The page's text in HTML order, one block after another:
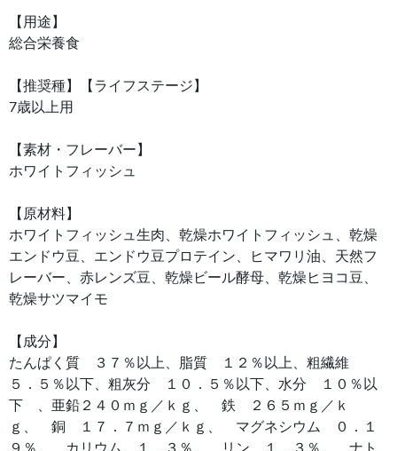
【用途】
総合栄養食
【推奨種】【ライフステージ】
7歳以上用
【素材・フレーバー】
ホワイトフィッシュ
【原材料】
ホワイトフィッシュ生肉、乾燥ホワイトフィッシュ、乾燥
エンドウ豆、エンドウ豆プロテイン、ヒマワリ油、天然フ
レーバー、赤レンズ豆、乾燥ビール酵母、乾燥ヒヨコ豆、
乾燥サツマイモ
【成分】
たんぱく質 ３７％以上、脂質 １２％以上、粗繊維
５．５％以下、粗灰分 １０．５％以下、水分 １０％以
下 、亜鉛２４０ｍｇ／ｋｇ、 鉄 ２６５ｍｇ／ｋ
ｇ、 銅 １７．７ｍｇ／ｋｇ、 マグネシウム ０．１